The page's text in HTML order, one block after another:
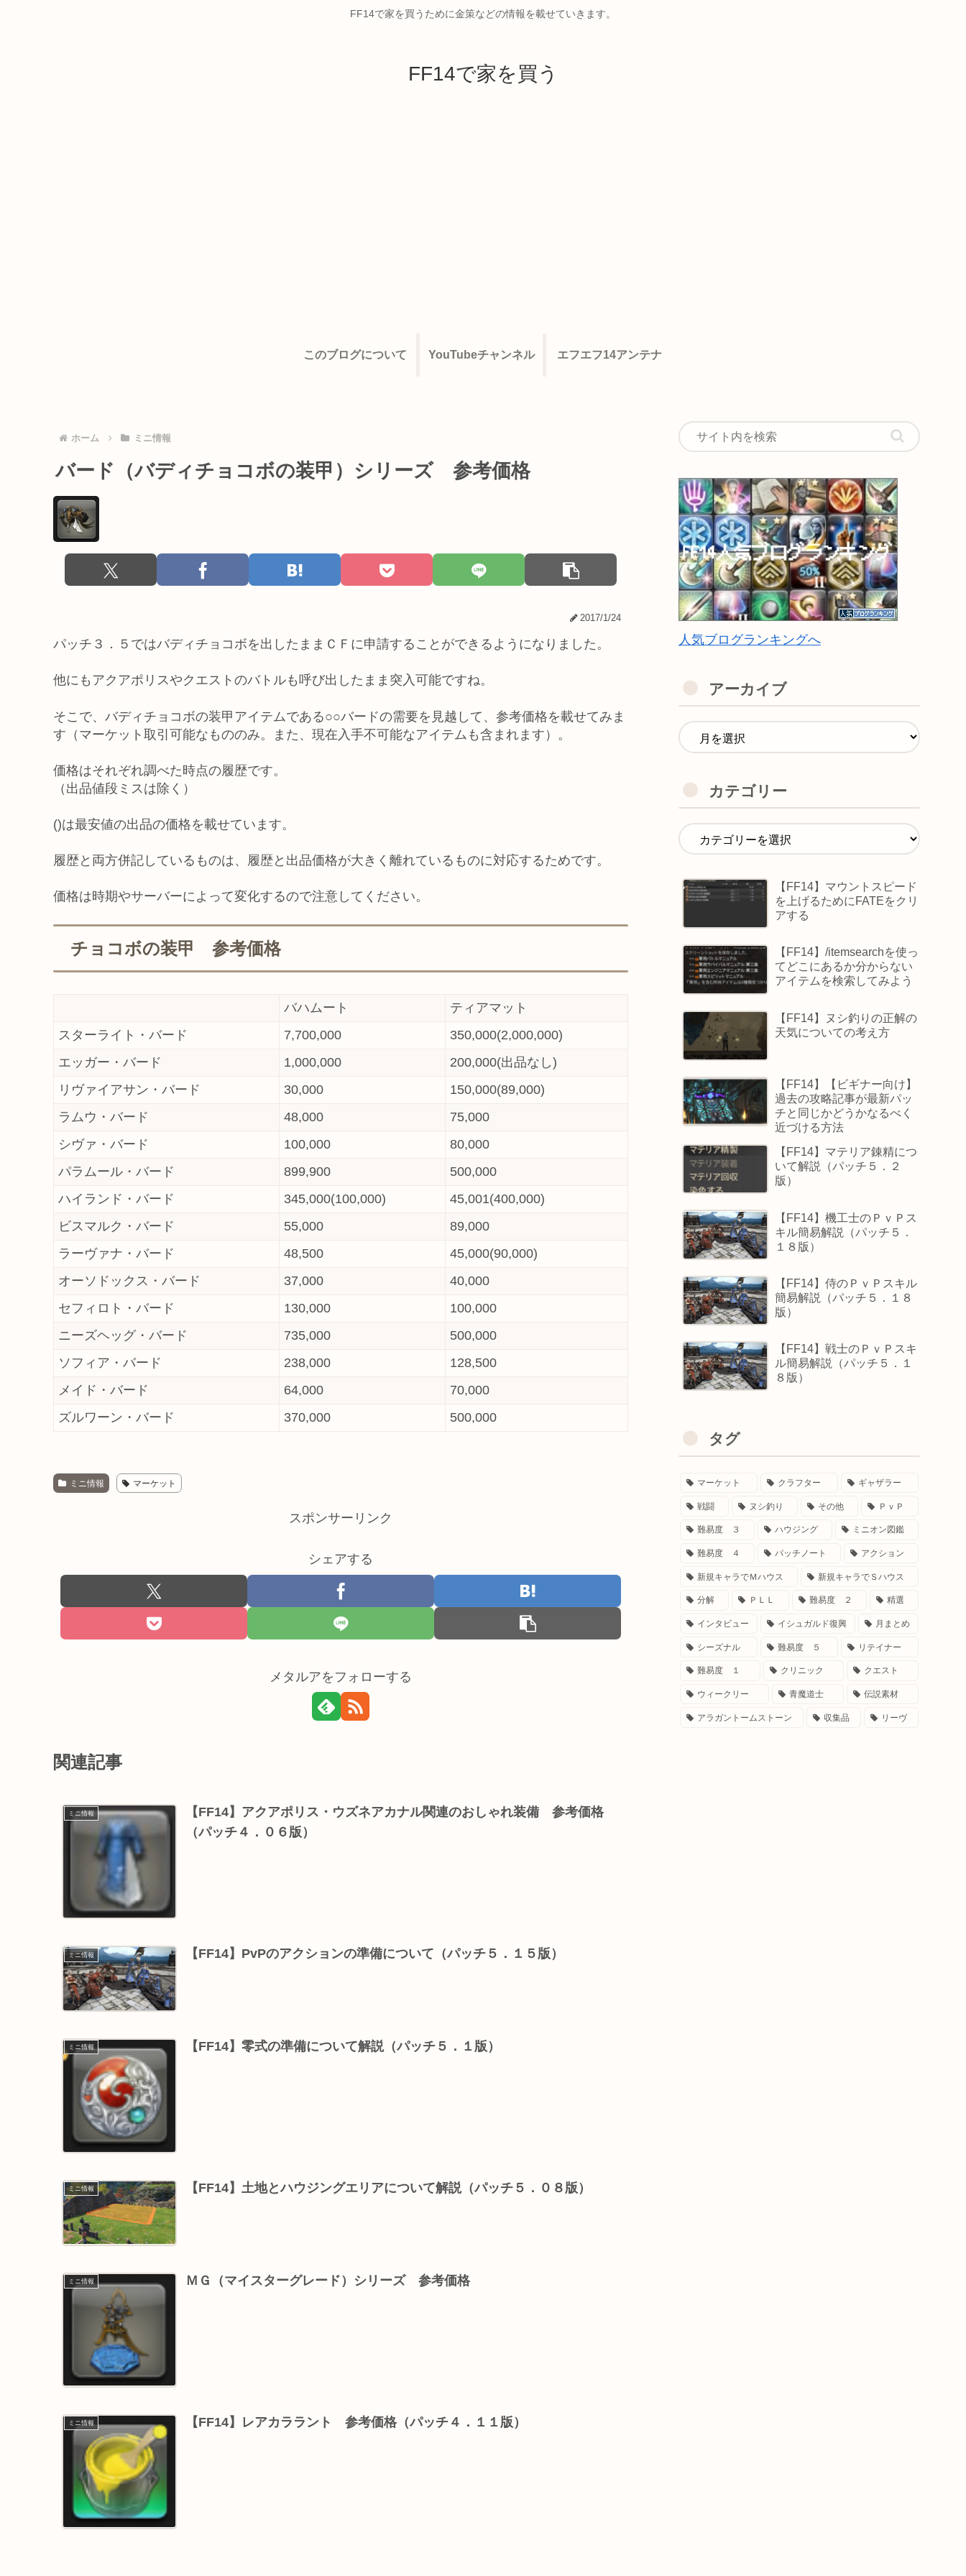
FF14で家を買うために金策などの情報を載せていきます。
FF14で家を買う
このブログについて YouTubeチャンネル エフエフ14アンテナ
ホーム ミニ情報
バード（バディチョコボの装甲）シリーズ 参考価格
2017/1/24
パッチ３．５ではバディチョコボを出したままＣＦに申請することができるようになりました。
他にもアクアポリスやクエストのバトルも呼び出したまま突入可能ですね。
そこで、バディチョコボの装甲アイテムである○○バードの需要を見越して、参考価格を載せてみま
す（マーケット取引可能なもののみ。また、現在入手不可能なアイテムも含まれます）。
価格はそれぞれ調べた時点の履歴です。
（出品値段ミスは除く）
()は最安値の出品の価格を載せています。
履歴と両方併記しているものは、履歴と出品価格が大きく離れているものに対応するためです。
価格は時期やサーバーによって変化するので注意してください。
チョコボの装甲 参考価格
バハムート
ティアマット
スターライト・バード
7,700,000
350,000(2,000,000)
エッガー・バード
1,000,000
200,000(出品なし)
リヴァイアサン・バード
30,000
150,000(89,000)
ラムウ・バード
48,000
75,000
シヴァ・バード
100,000
80,000
パラムール・バード
899,900
500,000
ハイランド・バード
345,000(100,000)
45,001(400,000)
ビスマルク・バード
55,000
89,000
ラーヴァナ・バード
48,500
45,000(90,000)
オーソドックス・バード
37,000
40,000
セフィロト・バード
130,000
100,000
ニーズヘッグ・バード
735,000
500,000
ソフィア・バード
238,000
128,500
メイド・バード
64,000
70,000
ズルワーン・バード
370,000 500,000
ミニ情報 マーケット
スポンサーリンク
シェアする
メタルアをフォローする
関連記事
ミニ情報
【FF14】アクアポリス・ウズネアカナル関連のおしゃれ装備 参考価格
（パッチ４．０６版）
ミニ情報 【FF14】PvPのアクションの準備について（パッチ５．１５版）
ミニ情報 【FF14】零式の準備について解説（パッチ５．１版）
ミニ情報 【FF14】土地とハウジングエリアについて解説（パッチ５．０８版）
ミニ情報 ＭＧ（マイスターグレード）シリーズ 参考価格
ミニ情報 【FF14】レアカララント 参考価格（パッチ４．１１版）
人気ブログランキングへ
アーカイブ
カテゴリー
【FF14】マウントスピード
を上げるためにFATEをクリ
アする
【FF14】/itemsearchを使っ
てどこにあるか分からない
アイテムを検索してみよう
【FF14】ヌシ釣りの正解の
天気についての考え方
【FF14】【ビギナー向け】
過去の攻略記事が最新パッ
チと同じかどうかなるべく
近づける方法
【FF14】マテリア錬精につ
いて解説（パッチ５．２
版）
【FF14】機工士のＰｖＰス
キル簡易解説（パッチ５．
１８版）
【FF14】侍のＰｖＰスキル
簡易解説（パッチ５．１８
版）
【FF14】戦士のＰｖＰスキ
ル簡易解説（パッチ５．１
８版）
タグ
マーケット クラフター ギャザラー
戦闘 ヌシ釣り その他 ＰｖＰ
難易度 ３ ハウジング ミニオン図鑑
難易度 ４ パッチノート アクション
新規キャラでＭハウス 新規キャラでＳハウス
分解 ＰＬＬ 難易度 ２ 精選
インタビュー イシュガルド復興 月まとめ
シーズナル 難易度 ５ リテイナー
難易度 １ クリニック クエスト
ウィークリー 青魔道士 伝説素材
アラガントームストーン 収集品 リーヴ